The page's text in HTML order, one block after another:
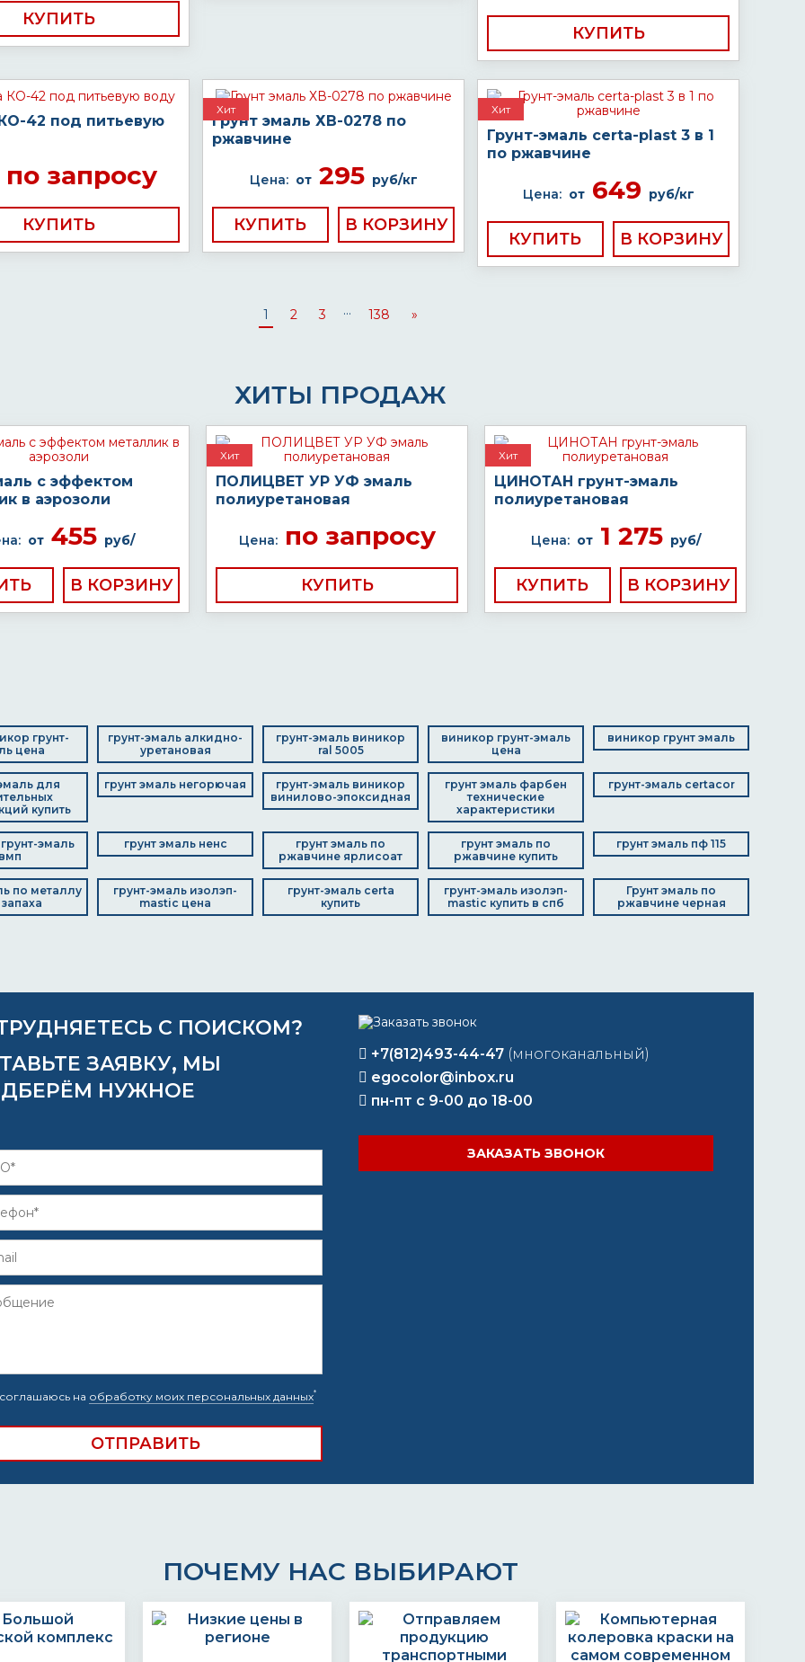
КУПИТЬ
КУПИТЬ
42 под питьевую
запросу
КУПИТЬ
Хит
Грунт эмаль ХВ-0278 по
ржавчине
Цена: от295 руб/кг
КУПИТЬ
Хит
Грунт-эмаль certa-plast 3 в 1
по ржавчине
Цена: от649 руб/кг
КУПИТЬ
1 2 3 ... 138 »
ХИТЫ ПРОДАЖ
с эффектом
в аэрозоли
от 455 руб/
Хит
ПОЛИЦВЕТ УР УФ эмаль
полиуретановая
Цена:по запросу
КУПИТЬ
Хит
ЦИНОТАН грунт-эмаль
полиуретановая
Цена: от1 275 руб/
КУПИТЬ
грунт-
цена
грунт-эмаль алкидно-
уретановая
грунт-эмаль виникор
ral 5005
виникор грунт-эмаль
цена
виникор грунт эмаль
для
купить
грунт эмаль негорючая
грунт-эмаль виникор
винилово-эпоксидная
грунт эмаль фарбен
технические
характеристики
грунт-эмаль certacor
эмаль
вмп
грунт эмаль ненс
грунт эмаль по
ржавчине ярлисоат
грунт эмаль по
ржавчине купить
грунт эмаль пф 115
по металлу
грунт-эмаль изолэп-
mastic цена
грунт-эмаль certa
купить
грунт-эмаль изолэп-
mastic купить в спб
Грунт эмаль по
ржавчине черная
С ПОИСКОМ?
ЗАЯВКУ, МЫ
НУЖНОЕ
на обработку моих персональных данных*
+7(812)493-44-47 (многоканальный)
egocolor@inbox.ru
пн-пт с 9-00 до 18-00
ЗАКАЗАТЬ ЗВОНОК
ПОЧЕМУ НАС ВЫБИРАЮТ